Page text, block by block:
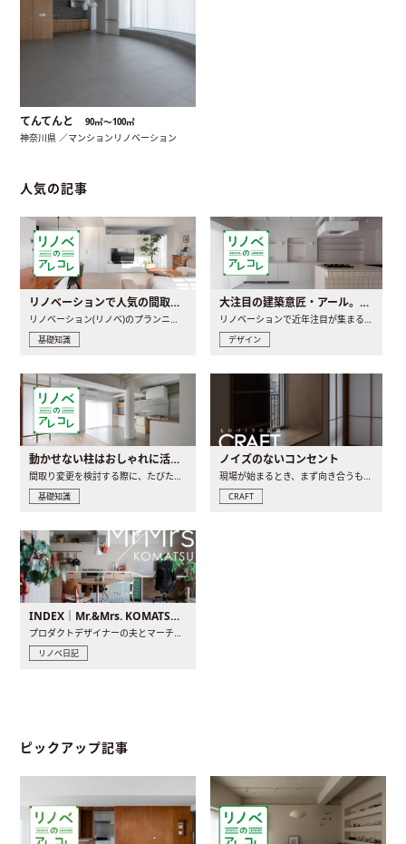
てんてんと 90㎡〜100㎡
神奈川県 ／マンションリノベーション
人気の記事
リノベーションで人気の間取りとは？トレンドの間取りと実例を徹底解説
リノベーション(リノベ)のプランニングで一番最初に決めるのは..
基礎知識
大注目の建築意匠・アール。人気の理由と空間に取り入れるポイント
リノベーションで近年注目が集まる建築意匠の一つであるアール..
デザイン
動かせない柱はおしゃれに活用！柱を魅せるリノベーション(リノベ)4選
間取り変更を検討する際に、たびたび皆さんの頭を悩ませる動か..
基礎知識
ノイズのないコンセント
現場が始まるとき、まず向き合うものの一つがコンセントです..
CRAFT
INDEX｜Mr.&Mrs. KOMATSU renovation diary
プロダクトデザイナーの夫とマーチャンダイザーの妻が、夫婦で..
リノベ日記
ピックアップ記事